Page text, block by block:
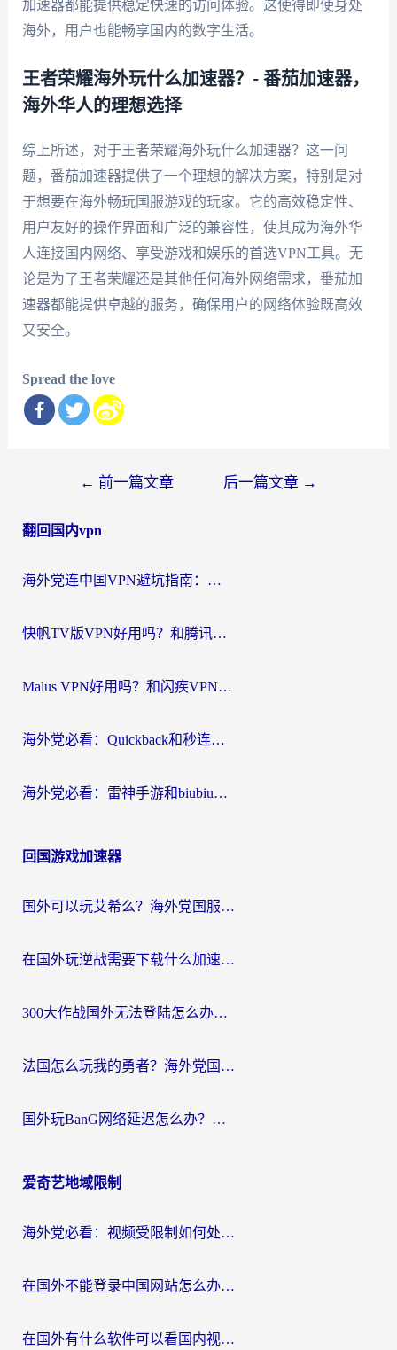
加速器都能提供稳定快速的访问体验。这使得即使身处
海外，用户也能畅享国内的数字生活。
王者荣耀海外玩什么加速器？- 番茄加速器，
海外华人的理想选择
综上所述，对于王者荣耀海外玩什么加速器？这一问
题，番茄加速器提供了一个理想的解决方案，特别是对
于想要在海外畅玩国服游戏的玩家。它的高效稳定性、
用户友好的操作界面和广泛的兼容性，使其成为海外华
人连接国内网络、享受游戏和娱乐的首选VPN工具。无
论是为了王者荣耀还是其他任何海外网络需求，番茄加
速器都能提供卓越的服务，确保用户的网络体验既高效
又安全。
Spread the love
导
← 前一篇文章 后一篇文章 →
翻回国内vpn
海外党连中国VPN避坑指南：如何选到真正能无缝刷国内资源的加速器？
快帆TV版VPN好用吗？和腾讯VPN对比哪个回国效果更好？海外党必看的真实体验指南
Malus VPN好用吗？和闪疾VPN对比哪个回国效果更好？海外华人的实用避坑指南
海外党必看：Quickback和秒连好用吗？3步选对回国加速器，无缝刷国内资源
海外党必看：雷神手游和biubiu好用吗？3招选对回国加速器无缝刷国内资源
回国游戏加速器
国外可以玩艾希么？海外党国服游戏畅玩终极指南（附加速器选择秘籍）
在国外玩逆战需要下载什么加速器呢？海外党亲测有效的国服游戏加速指南
300大作战国外无法登陆怎么办？海外玩家亲测有效的解决指南
法国怎么玩我的勇者？海外党国服游戏不卡攻略，附3款热门游戏加速实测
国外玩BanG网络延迟怎么办？海外玩家亲测有效的国服游戏加速指南
爱奇艺地域限制
海外党必看：视频受限制如何处理？3步解决国内剧番“看不了”难题
在国外不能登录中国网站怎么办？3步选对回国加速器，无缝刷剧、办业务
在国外有什么软件可以看国内视频？留学生亲测的追剧救星来了